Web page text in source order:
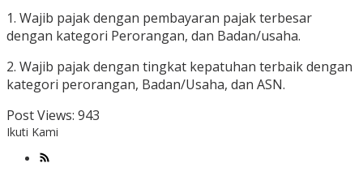
1. Wajib pajak dengan pembayaran pajak terbesar
dengan kategori Perorangan, dan Badan/usaha.
2. Wajib pajak dengan tingkat kepatuhan terbaik dengan
kategori perorangan, Badan/Usaha, dan ASN.
Post Views: 943
Ikuti Kami